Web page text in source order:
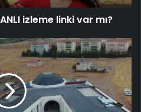
izleme linki var mı?